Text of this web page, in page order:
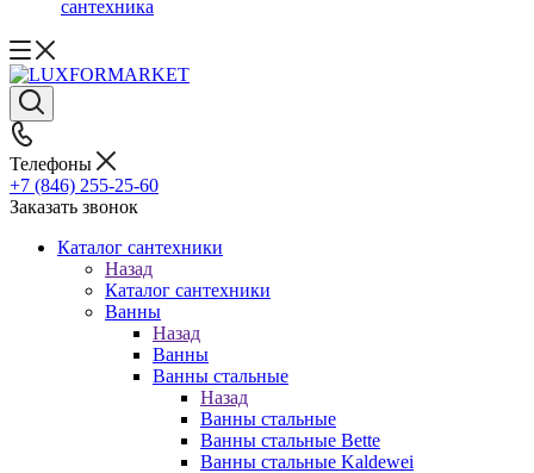
сантехника
Телефоны
+7 (846) 255-25-60
Заказать звонок
Каталог сантехники
Назад
Каталог сантехники
Ванны
Назад
Ванны
Ванны стальные
Назад
Ванны стальные
Ванны стальные Bette
Ванны стальные Kaldewei